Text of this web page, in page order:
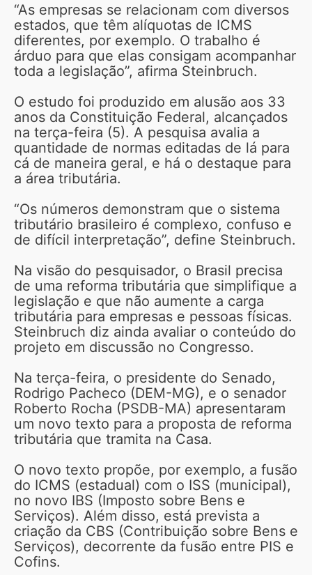
“As empresas se relacionam com diversos
estados, que têm alíquotas de ICMS
diferentes, por exemplo. O trabalho é
árduo para que elas consigam acompanhar
toda a legislação”, afirma Steinbruch.
O estudo foi produzido em alusão aos 33
anos da Constituição Federal, alcançados
na terça-feira (5). A pesquisa avalia a
quantidade de normas editadas de lá para
cá de maneira geral, e há o destaque para
a área tributária.
“Os números demonstram que o sistema
tributário brasileiro é complexo, confuso e
de difícil interpretação”, define Steinbruch.
Na visão do pesquisador, o Brasil precisa
de uma reforma tributária que simplifique a
legislação e que não aumente a carga
tributária para empresas e pessoas físicas.
Steinbruch diz ainda avaliar o conteúdo do
projeto em discussão no Congresso.
Na terça-feira, o presidente do Senado,
Rodrigo Pacheco (DEM-MG), e o senador
Roberto Rocha (PSDB-MA) apresentaram
um novo texto para a proposta de reforma
tributária que tramita na Casa.
O novo texto propõe, por exemplo, a fusão
do ICMS (estadual) com o ISS (municipal),
no novo IBS (Imposto sobre Bens e
Serviços). Além disso, está prevista a
criação da CBS (Contribuição sobre Bens e
Serviços), decorrente da fusão entre PIS e
Cofins.